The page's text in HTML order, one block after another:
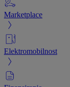
Marketplace
Elektromobilnost